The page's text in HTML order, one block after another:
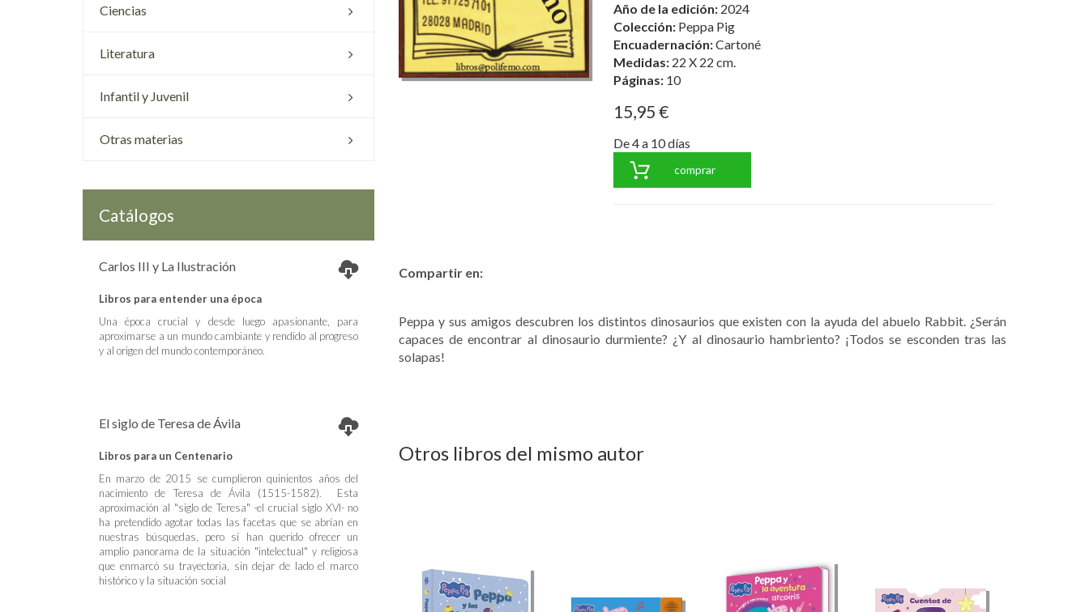
Ciencias
Literatura
Infantil y Juvenil
Otras materias
Catálogos
Carlos III y La Ilustración
Libros para entender una época
Una época crucial y desde luego apasionante, para
aproximarse a un mundo cambiante y rendido al progreso
y al origen del mundo contemporáneo.
El siglo de Teresa de Ávila
Libros para un Centenario
En marzo de 2015 se cumplieron quinientos años del
nacimiento de Teresa de Ávila (1515-1582). Esta
aproximación al "siglo de Teresa" -el crucial siglo XVI- no
ha pretendido agotar todas las facetas que se abrían en
nuestras búsquedas, pero sí han querido ofrecer un
amplio panorama de la situación "intelectual" y religiosa
que enmarcó su trayectoria, sin dejar de lado el marco
histórico y la situación social
Año de la edición: 2024
Colección: Peppa Pig
Encuadernación:Cartoné
Medidas: 22 X 22 cm.
Páginas: 10
15,95 €
De 4 a 10 días
comprar
Compartir en:
Peppa y sus amigos descubren los distintos dinosaurios que existen con la ayuda del abuelo Rabbit. ¿Serán
capaces de encontrar al dinosaurio durmiente? ¿Y al dinosaurio hambriento? ¡Todos se esconden tras las
solapas!
Otros libros del mismo autor